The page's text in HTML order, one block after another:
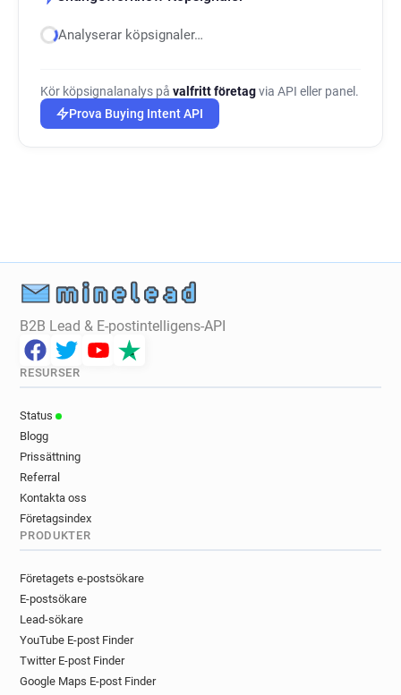
Analyserar köpsignaler…
Kör köpsignalanalys på valfritt företagvia API eller panel.
Prova Buying Intent API
B2B Lead & E-postintelligens-API
RESURSER
Status
Blogg
Prissättning
Referral
Kontakta oss
Företagsindex
PRODUKTER
Företagets e-postsökare
E-postsökare
Lead-sökare
YouTube E-post Finder
Twitter E-post Finder
Google Maps E-post Finder